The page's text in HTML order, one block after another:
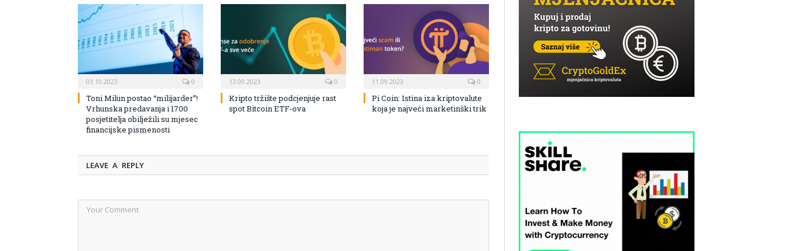
03.10.2023 0
Toni Milun postao “milijarder”!
Vrhunska predavanja i 1700
posjetitelja obilježili su mjesec
financijske pismenosti
13.09.2023 0
Kripto tržište podcjenjuje rast
spot Bitcoin ETF-ova
11.09.2023 0
Pi Coin: Istina iza kriptovalute
koja je najveći marketinški trik
LEAVE A REPLY